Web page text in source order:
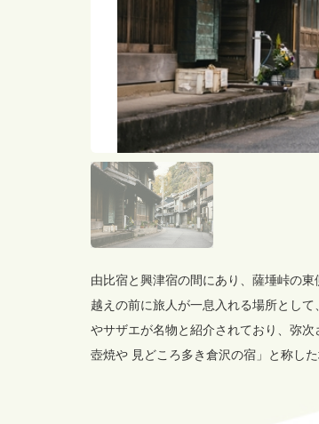
由比宿と興津宿の間にあり、薩埵峠の
越えの前に旅人が一息入れる場所とし
やサザエが名物と紹介されており、弥
壺焼や 見どころ多き倉沢の宿」と称した